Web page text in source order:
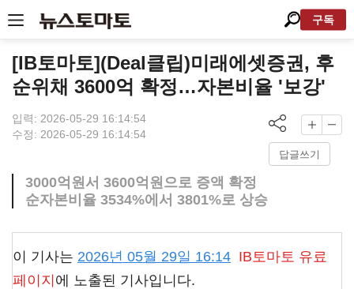
구독
[IB토마토](Deal클립)미래에셋증권, 후
순위채 3600억 확정…자본비율 '보강'
입력: 2026-05-29 16:14:54
수정: 2026-05-29 16:14:54
답글쓰기
3000억원서 3600억원으로 증액 확정
순자본비율 3534%에서 3801%로 상승
이 기사는 2026년 05월 29일 16:14 IB토마토 유료
페이지 에 노출된 기사입니다.